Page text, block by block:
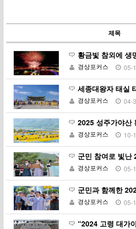
제목
황금빛 참외에 생
경상포커스 05-
세종대왕자 태실
경상포커스 04-
2025 성주가야산
경상포커스 10-
군민 참여로 빛난
경상포커스 05-
군민과 함께한
경상포커스 05-
“2024 고령 대가